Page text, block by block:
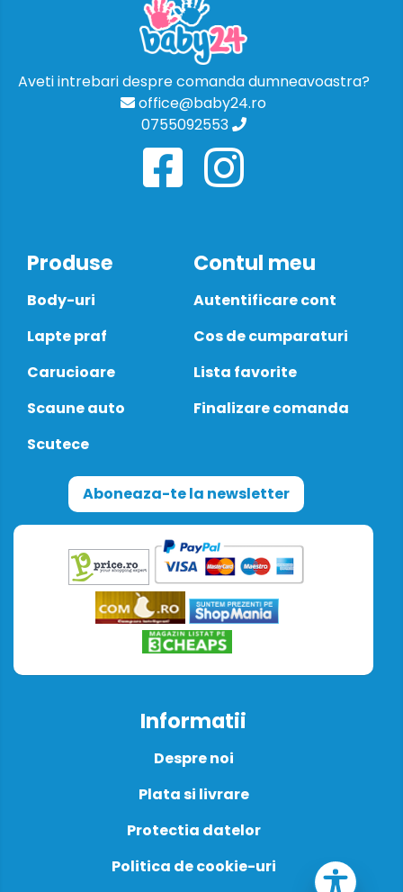
Aveti intrebari despre comanda dumneavoastra?
office@baby24.ro
0755092553
Produse
Body-uri
Lapte praf
Carucioare
Scaune auto
Scutece
Contul meu
Autentificare cont
Cos de cumparaturi
Lista favorite
Finalizare comanda
Aboneaza-te la newsletter
Informatii
Despre noi
Plata si livrare
Protectia datelor
Politica de cookie-uri